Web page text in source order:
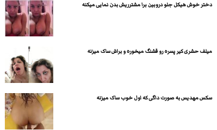
دختر خوش هیکل جلو دروبین برا مشترریش بدن نمایی میکنه
میلف حشری کیر پسره رو قشنگ میخوره و براش ساک میزنه
سکس مهدیس به صورت داگی که اول خوب ساک میزنه